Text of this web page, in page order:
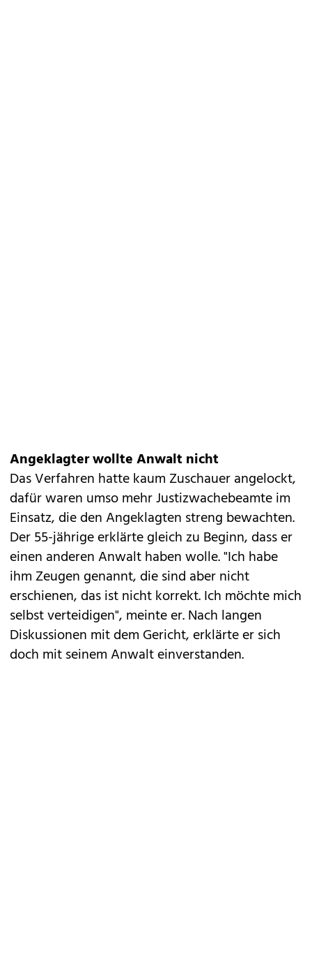
Angeklagter wollte Anwalt nicht
Das Verfahren hatte kaum Zuschauer angelockt,
dafür waren umso mehr Justizwachebeamte im
Einsatz, die den Angeklagten streng bewachten.
Der 55-jährige erklärte gleich zu Beginn, dass er
einen anderen Anwalt haben wolle. "Ich habe
ihm Zeugen genannt, die sind aber nicht
erschienen, das ist nicht korrekt. Ich möchte mich
selbst verteidigen", meinte er. Nach langen
Diskussionen mit dem Gericht, erklärte er sich
doch mit seinem Anwalt einverstanden.